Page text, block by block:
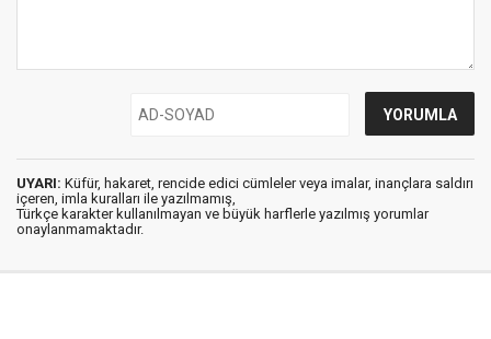
UYARI: Küfür, hakaret, rencide edici cümleler veya imalar, inançlara saldırı
içeren, imla kuralları ile yazılmamış,
Türkçe karakter kullanılmayan ve büyük harflerle yazılmış yorumlar
onaylanmamaktadır.